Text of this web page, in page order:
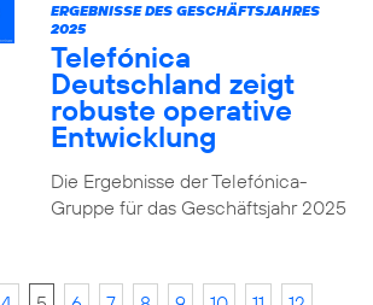
ERGEBNISSE DES GESCHÄFTSJAHRES
2025
Telefónica
Deutschland zeigt
robuste operative
Entwicklung
Die Ergebnisse der Telefónica-
Gruppe für das Geschäftsjahr 2025